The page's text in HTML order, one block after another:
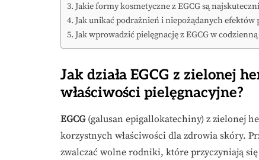
Jakie formy kosmetyczne z EGCG są
Jak unikać podrażnień i niepożądanych efektów
Jak wprowadzić pielęgnację z EGCG w
Jak działa EGCG z zielonej
właściwości pielęgnacyjne?
EGCG(galusan epigallokatechiny) z zielonej
korzystnych właściwości dla zdrowia skóry.
zwalczać wolne rodniki, które przyczyniają